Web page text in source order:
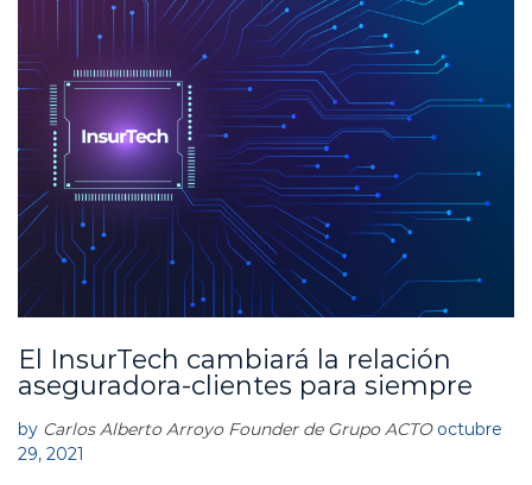
A
T
El InsurTech cambiará la relación
aseguradora-clientes para siempre
by Carlos Alberto Arroyo Founder de Grupo ACTO octubre
29, 2021